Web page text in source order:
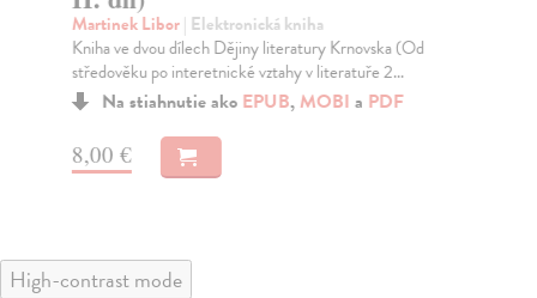
Martinek Libor| Elektronická kniha
Kniha ve dvou dílech Dějiny literatury Krnovska (Od
středověku po interetnické vztahy v literatuře 2...
Na stiahnutie ako EPUB,MOBI a PDF
8,00 €
High-contrast mode